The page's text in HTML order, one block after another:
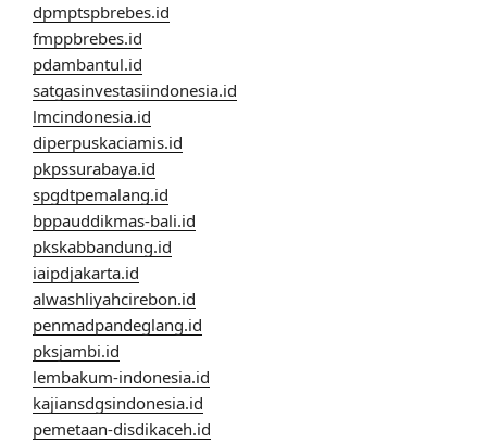
dpmptspbrebes.id
fmppbrebes.id
pdambantul.id
satgasinvestasiindonesia.id
lmcindonesia.id
diperpuskaciamis.id
pkpssurabaya.id
spgdtpemalang.id
bppauddikmas-bali.id
pkskabbandung.id
iaipdjakarta.id
alwashliyahcirebon.id
penmadpandeglang.id
pksjambi.id
lembakum-indonesia.id
kajiansdgsindonesia.id
pemetaan-disdikaceh.id